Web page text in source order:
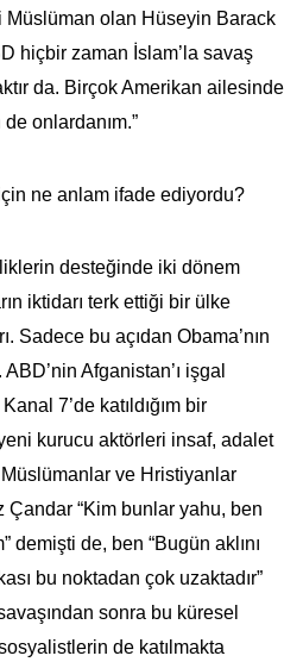
Müslüman olan Hüseyin Barack
hiçbir zaman İslam’la savaş
da. Birçok Amerikan ailesinde
onlardanım.”
ne anlam ifade ediyordu?
desteğinde iki dönem
iktidarı terk ettiği bir ülke
Sadece bu açıdan Obama’nın
Afganistan’ı işgal
7’de katıldığım bir
kurucu aktörleri insaf, adalet
ve Hristiyanlar
Çandar “Kim bunlar yahu, ben
demişti de, ben “Bugün aklını
bu noktadan çok uzaktadır”
sonra bu küresel
de katılmakta